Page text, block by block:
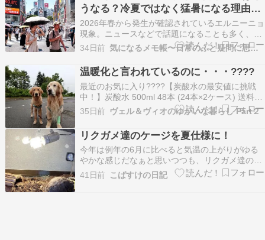
い…
うなる？冷夏ではなく猛暑になる理由を
解説！
2026年春から発生が確認されているエルニーニョ
現象。ニュースなどで話題になることも多く、今
年の天候にどのような変化をもたらすのか気にな
るところです。 とくに「今年の夏はどうなるの
か」「エルニーニョ現象は冷夏になると聞いたけ
ど、なぜ暑いと言われているのか」といった疑問
や、日本への…
34日前 気になるメモ帳〜日常のふと疑問に思うことを解説〜
温暖化と言われているのに・・・????
最近のお気に入り????【炭酸水の最安値に挑戦
中！】炭酸水 500ml 48本 (24本×2ケース) 送料無
料※一部地域除く 強炭酸 炭酸 無糖 OZA SODA
プレーン レモン ピンクグレープフルーツ ライム
割り材 箱買い まとめ買い ライフドリンクカンパ
ニー LIFEDR…
35日前 ヴェル＆ヴィオのゆかいな暮らし Part２
リクガメ達のケージを夏仕様に！
今年は例年の6月に比べると気温の上がりがゆる
やかな感じだなぁと思いつつも、リクガメ達のケ
ージの温度計を見ると朝でも24～26℃、天気のい
い昼間だと29℃位になっている時もある。
41日前 こばすけの日記